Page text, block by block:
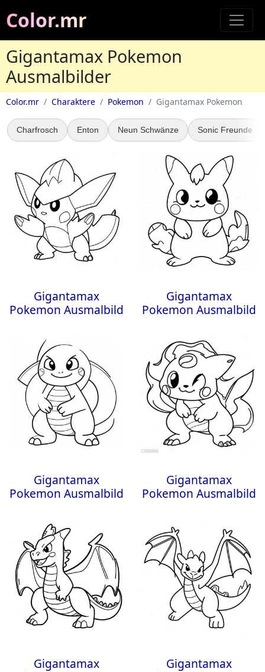
Color.mr
Gigantamax Pokemon
Ausmalbilder
Color.mr Charaktere Pokemon Gigantamax Pokemon
Charfrosch Enton Neun Schwänze Sonic Freunde
Gigantamax
Pokemon Ausmalbild
Gigantamax
Pokemon Ausmalbild
Gigantamax
Pokemon Ausmalbild
Gigantamax
Pokemon Ausmalbild
Gigantamax
Gigantamax